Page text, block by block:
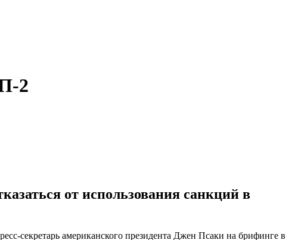
2
от использования санкций в
секретарь американского президента Джен Псаки на брифинге в